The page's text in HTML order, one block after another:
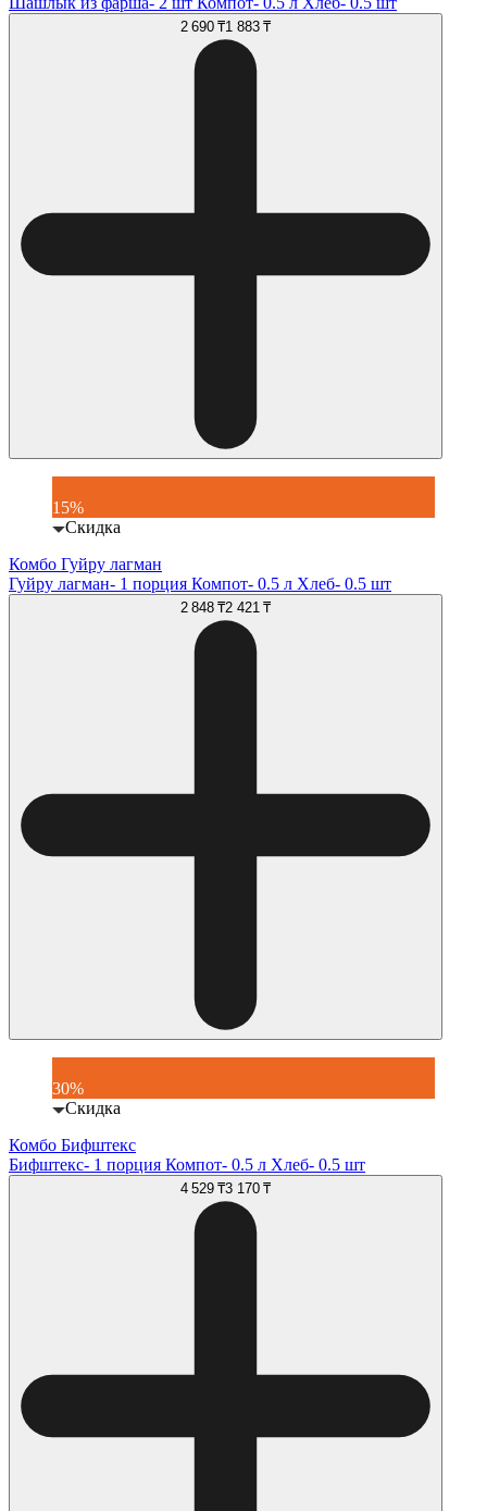
2 690 ₸1 883 ₸
15%
Скидка
Комбо Гуйру лагман
Гуйру лагман- 1 порция Компот- 0.5 л Хлеб- 0.5 шт
2 848 ₸2 421 ₸
30%
Скидка
Комбо Бифштекс
Бифштекс- 1 порция Компот- 0.5 л Хлеб- 0.5 шт
4 529 ₸3 170 ₸